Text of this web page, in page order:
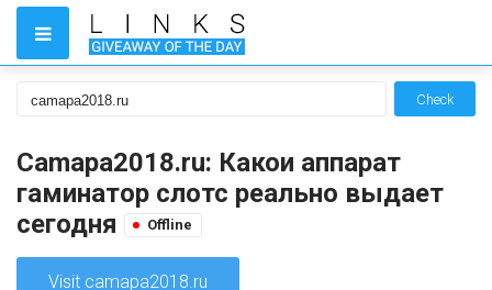
Check
Camapa2018.ru: Какои аппарат
гаминатор слотс реально выдает
сегодня
Offline
Visit camapa2018.ru